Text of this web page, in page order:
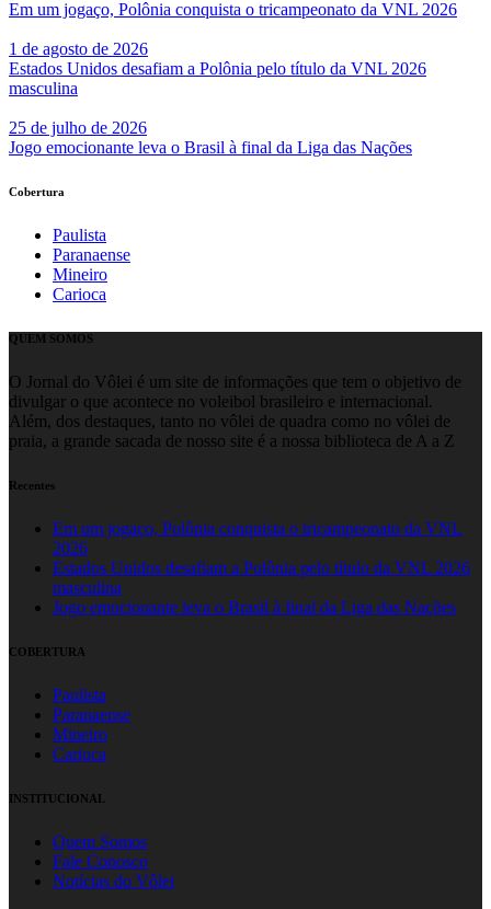
Em um jogaço, Polônia conquista o tricampeonato da VNL 2026
1 de agosto de 2026
Estados Unidos desafiam a Polônia pelo título da VNL 2026
masculina
25 de julho de 2026
Jogo emocionante leva o Brasil à final da Liga das Nações
Cobertura
Paulista
Paranaense
Mineiro
Carioca
QUEM SOMOS
O Jornal do Vôlei é um site de informações que tem o objetivo de
divulgar o que acontece no voleibol brasileiro e internacional.
Além, dos destaques, tanto no vôlei de quadra como no vôlei de
praia, a grande sacada de nosso site é a nossa biblioteca de A a Z
Recentes
Em um jogaço, Polônia conquista o tricampeonato da VNL
2026
Estados Unidos desafiam a Polônia pelo título da VNL 2026
masculina
Jogo emocionante leva o Brasil à final da Liga das Nações
COBERTURA
Paulista
Paranaense
Mineiro
Carioca
INSTITUCIONAL
Quem Somos
Fale Conosco
Notícias do Vôlei